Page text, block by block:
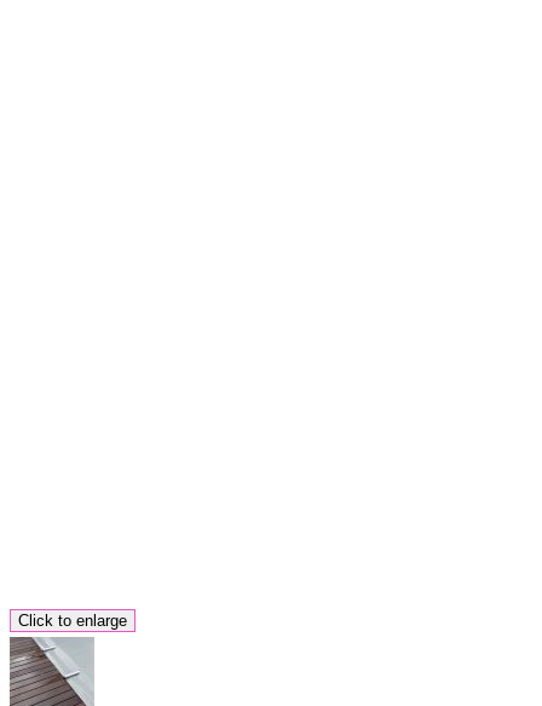
Click to enlarge